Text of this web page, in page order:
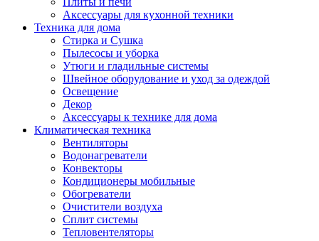
Аксессуары для кухонной техники
Техника для дома
Стирка и Сушка
Пылесосы и уборка
Утюги и гладильные системы
Швейное оборудование и уход за одеждой
Освещение
Декор
Аксессуары к технике для дома
Климатическая техника
Вентиляторы
Водонагреватели
Конвекторы
Кондиционеры мобильные
Обогреватели
Очистители воздуха
Сплит системы
Тепловентеляторы